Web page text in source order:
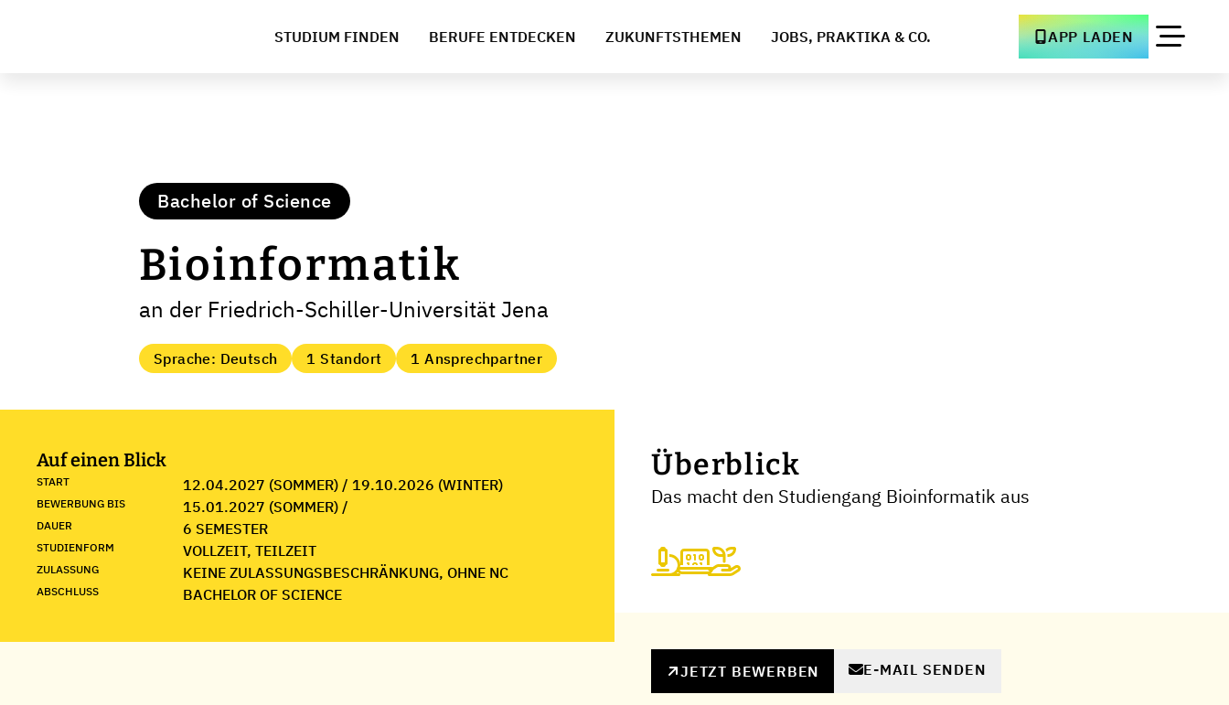
STUDIUM FINDEN BERUFE ENTDECKEN ZUKUNFTSTHEMEN JOBS, PRAKTIKA & CO. APP LADEN
Bachelor of Science
Bioinformatik
an der Friedrich-Schiller-Universität Jena
Sprache: Deutsch 1 Standort 1 Ansprechpartner
Auf einen Blick
START 12.04.2027 (SOMMER) / 19.10.2026 (WINTER)
BEWERBUNG BIS 15.01.2027 (SOMMER) /
DAUER 6 SEMESTER
STUDIENFORM VOLLZEIT, TEILZEIT
ZULASSUNG KEINE ZULASSUNGSBESCHRÄNKUNG, OHNE NC
ABSCHLUSS BACHELOR OF SCIENCE
Überblick
Das macht den Studiengang Bioinformatik aus
JETZT BEWERBEN E-MAIL SENDEN